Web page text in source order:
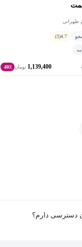
طهرانی
4.7
(3)
1,139,400 تومان 40٪
دسترسی دارم؟